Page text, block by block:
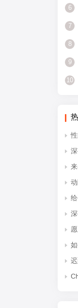
6
7
8
9
10
性
深
给
如